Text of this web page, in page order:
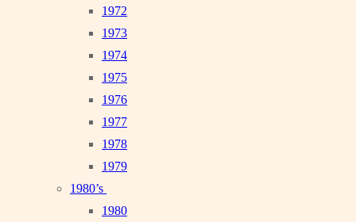
1972
1973
1974
1975
1976
1977
1978
1979
1980’s
1980